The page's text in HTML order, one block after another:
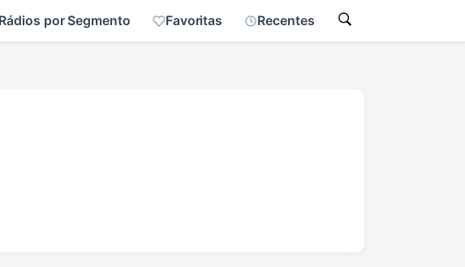
Rádios por Segmento Favoritas Recentes